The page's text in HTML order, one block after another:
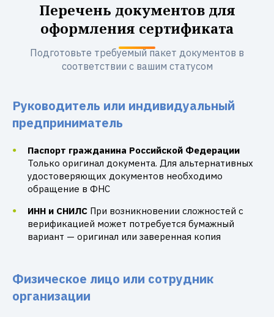
Перечень документов для
оформления сертификата
Подготовьте требуемый пакет документов в
соответствии с вашим статусом
Руководитель или индивидуальный
предприниматель
Паспорт гражданина Российской Федерации
Только оригинал документа. Для альтернативных
удостоверяющих документов необходимо
обращение в ФНС
ИНН и СНИЛС При возникновении сложностей с
верификацией может потребуется бумажный
вариант — оригинал или заверенная копия
Физическое лицо или сотрудник
организации